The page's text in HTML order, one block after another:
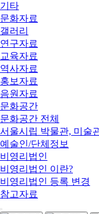
기타
문화자료
갤러리
연구자료
교육자료
역사자료
홍보자료
음원자료
문화공간
문화공간 전체
서울시립 박물관, 미술
예술인/단체정보
비영리법인
비영리법인 이란?
비영리법인 등록 변경
참고자료